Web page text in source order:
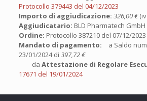
Protocollo 379443 del 04/12/2023
Importo di aggiudicazione: 326,00 €
Aggiudicatario: BLD Pharmatech
Ordine: Protocollo 387210 del 07/12/2023
Mandato di pagamento: a Saldo
23/01/2024 di 397,72 €
da Attestazione di Regolare
17671 del 19/01/2024